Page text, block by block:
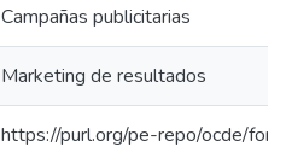
Campañas publicitarias
Marketing de resultados
https://purl.org/pe-repo/ocde/